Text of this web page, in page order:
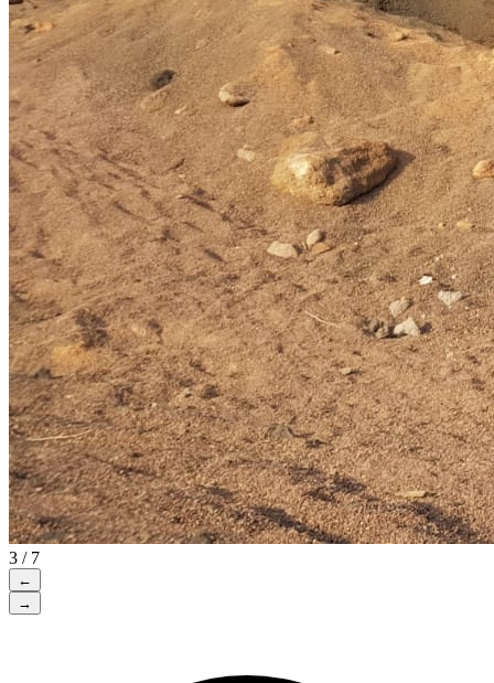
3 / 7
←
→